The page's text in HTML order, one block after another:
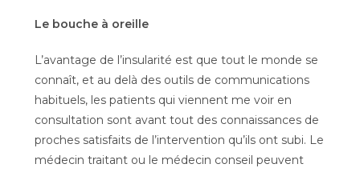
Le bouche à oreille
L’avantage de l’insularité est que tout le monde se
connaît, et au delà des outils de communications
habituels, les patients qui viennent me voir en
consultation sont avant tout des connaissances de
proches satisfaits de l’intervention qu’ils ont subi. Le
médecin traitant ou le médecin conseil peuvent